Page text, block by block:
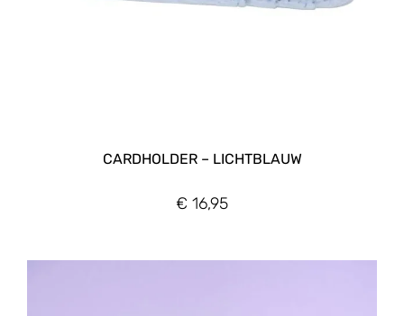
CARDHOLDER – LICHTBLAUW
€ 16,95